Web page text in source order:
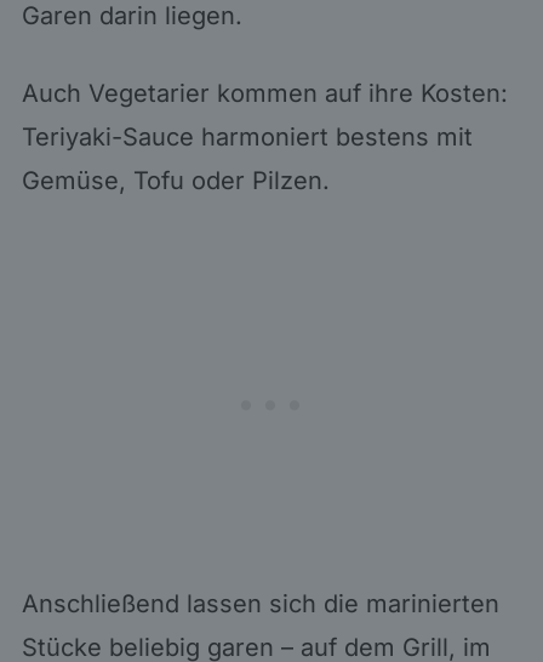
Garen darin liegen.
Auch Vegetarier kommen auf ihre Kosten:
Teriyaki-Sauce harmoniert bestens mit
Gemüse, Tofu oder Pilzen.
Anschließend lassen sich die marinierten
Stücke beliebig garen – auf dem Grill, im